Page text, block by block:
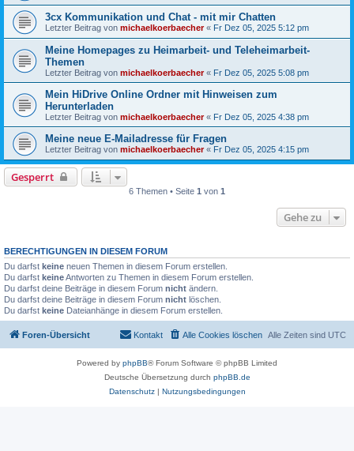
3cx Kommunikation und Chat - mit mir Chatten
Letzter Beitrag von michaelkoerbaecher« Fr Dez 05, 2025 5:12 pm
Meine Homepages zu Heimarbeit- und Teleheimarbeit-
Themen
Letzter Beitrag von michaelkoerbaecher« Fr Dez 05, 2025 5:08 pm
Mein HiDrive Online Ordner mit Hinweisen zum
Herunterladen
Letzter Beitrag von michaelkoerbaecher« Fr Dez 05, 2025 4:38 pm
Meine neue E-Mailadresse für Fragen
Letzter Beitrag von michaelkoerbaecher« Fr Dez 05, 2025 4:15 pm
Gesperrt
6 Themen • Seite 1 von 1
Gehe zu
BERECHTIGUNGEN IN DIESEM FORUM
Du darfst keine neuen Themen in diesem Forum erstellen.
Du darfst keineAntworten zu Themen in diesem Forum erstellen.
Du darfst deine Beiträge in diesem Forum nicht ändern.
Du darfst deine Beiträge in diesem Forum nicht löschen.
Du darfst keine Dateianhänge in diesem Forum erstellen.
Foren-Übersicht Alle Zeiten sind UTC
Alle Cookies löschen
Kontakt
Powered by phpBB® Forum Software © phpBB Limited
Deutsche Übersetzung durch phpBB.de
Datenschutz| Nutzungsbedingungen